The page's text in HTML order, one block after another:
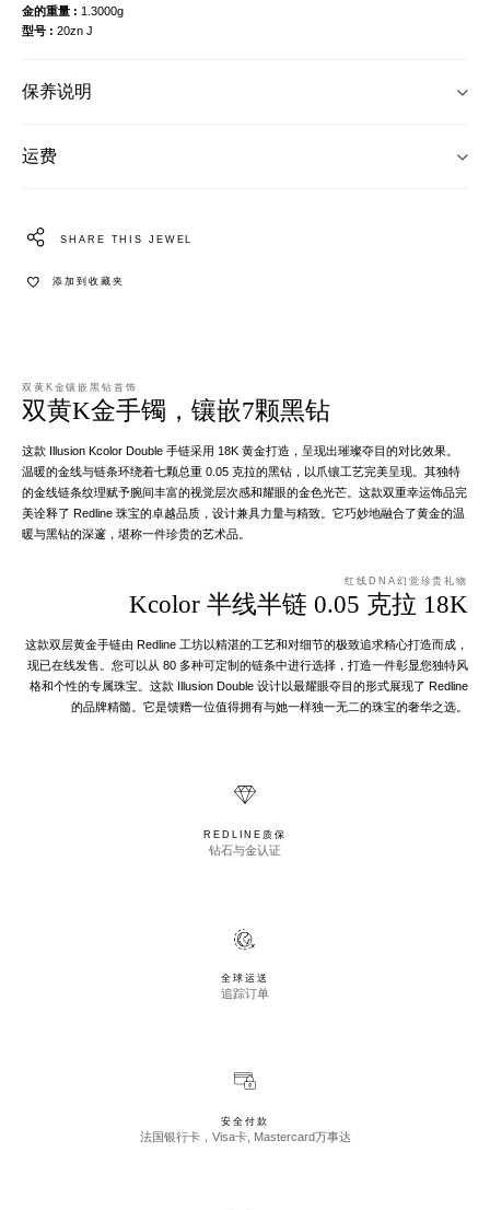
金的重量
1.3000g
型号
20zn J
保养说明
运费
SHARE THIS JEWEL
添加到收藏夹
双黄K金镶嵌黑钻首饰
双黄K金手镯，镶嵌7颗黑钻
这款 Illusion Kcolor Double 手链采用 18K 黄金打造，呈现出璀璨夺目的对比效果。
温暖的金线与链条环绕着七颗总重 0.05 克拉的黑钻，以爪镶工艺完美呈现。其独特
的金线链条纹理赋予腕间丰富的视觉层次感和耀眼的金色光芒。这款双重幸运饰品完
美诠释了 Redline 珠宝的卓越品质，设计兼具力量与精致。它巧妙地融合了黄金的温
暖与黑钻的深邃，堪称一件珍贵的艺术品。
红线DNA幻觉珍贵礼物
Kcolor 半线半链 0.05 克拉 18K
这款双层黄金手链由 Redline 工坊以精湛的工艺和对细节的极致追求精心打造而成，
现已在线发售。您可以从 80 多种可定制的链条中进行选择，打造一件彰显您独特风
格和个性的专属珠宝。这款 Illusion Double 设计以最耀眼夺目的形式展现了 Redline
的品牌精髓。它是馈赠一位值得拥有与她一样独一无二的珠宝的奢华之选。
REDLINE质保
钻石与金认证
全球运送
追踪订单
安全付款
法国银行卡，Visa卡, Mastercard万事达